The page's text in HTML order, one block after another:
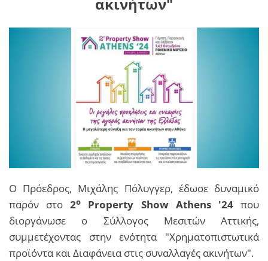
Ο Πρόεδρος, Μιχάλης Πόλυγγερ, έδωσε δυναμικό
παρόν στο2ο Property Show Athens '24που
διοργάνωσε ο Σύλλογος Μεσιτών Αττικής,
συμμετέχοντας στην ενότητα "Χρηματοπιστωτικά
προϊόντα και Διαφάνεια στις συναλλαγές ακινήτων".